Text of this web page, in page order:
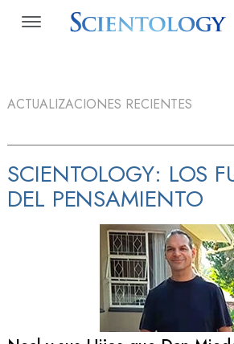
ACTUALIZACIONES RECIENTES
SCIENTOLOGY: LOS
DEL PENSAMIENTO